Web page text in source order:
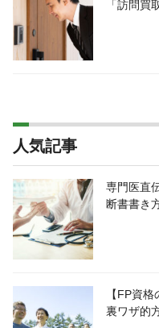
「訪問買
人気記事
専門医直
断書書き
【FP資
裏ワザ的